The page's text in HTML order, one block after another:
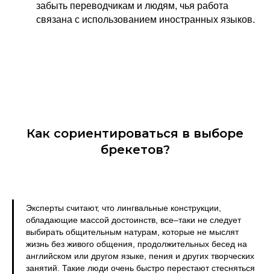
забыть переводчикам и людям, чья работа
связана с использованием иностранных языков.
Как сориентироваться в выборе
брекетов?
Эксперты считают, что лингвальные конструкции,
обладающие массой достоинств, все–таки не следует
выбирать общительным натурам, которые не мыслят
жизнь без живого общения, продолжительных бесед на
английском или другом языке, пения и других творческих
занятий. Такие люди очень быстро перестают стесняться